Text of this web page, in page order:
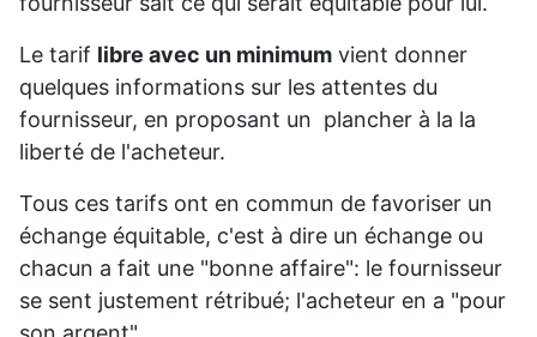
Le tarif libre avec un minimum vient donner
quelques informations sur les attentes du
fournisseur, en proposant un plancher à la la
liberté de l'acheteur.
Tous ces tarifs ont en commun de favoriser un
échange équitable, c'est à dire un échange ou
chacun a fait une "bonne affaire": le fournisseur
se sent justement rétribué; l'acheteur en a "pour